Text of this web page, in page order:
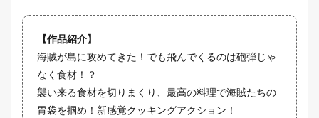
【作品紹介】
海賊が島に攻めてきた！でも飛んでくるのは砲弾じゃ
なく食材！？
襲い来る食材を切りまくり、最高の料理で海賊たちの
胃袋を掴め！新感覚クッキングアクション！